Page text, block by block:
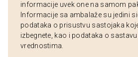
informacije uvek one na samom
Informacije sa ambalaže su jedini
podataka o prisustvu sastojaka
izbegnete, kao i podataka o
vrednostima.